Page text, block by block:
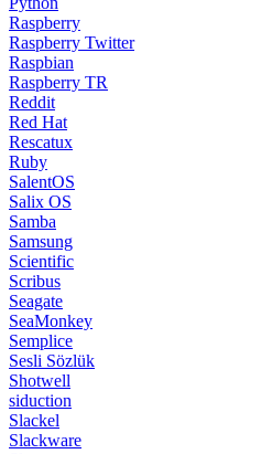
Python
Raspberry
Raspberry Twitter
Raspbian
Raspberry TR
Reddit
Red Hat
Rescatux
Ruby
SalentOS
Salix OS
Samba
Samsung
Scientific
Scribus
Seagate
SeaMonkey
Semplice
Sesli Sözlük
Shotwell
siduction
Slackel
Slackware